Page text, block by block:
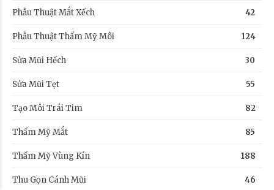
Phẫu Thuật Mắt Xếch 42
Phẫu Thuật Thẩm Mỹ Môi 124
Sửa Mũi Hếch 30
Sửa Mũi Tẹt 55
Tạo Môi Trái Tim 82
Thẩm Mỹ Mắt 85
Thẩm Mỹ Vùng Kín 188
Thu Gọn Cánh Mũi 46